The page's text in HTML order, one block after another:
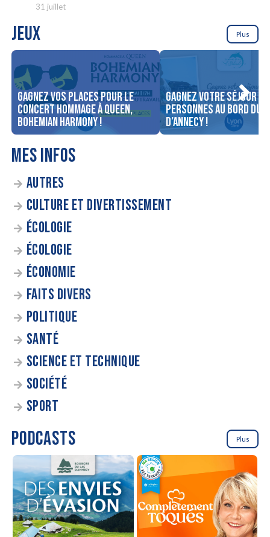
31 juillet
JEUX Plus
Gagnez vos places pour le
concert Hommage à Queen,
Bohemian Harmony !
Gagnez votre séjour
personnes au bord du
d’Annecy !
MES INFOS
AUTRES
CULTURE ET DIVERTISSEMENT
ÉCOLOGIE
ÉCOLOGIE
ÉCONOMIE
FAITS DIVERS
POLITIQUE
SANTÉ
SCIENCE ET TECHNIQUE
SOCIÉTÉ
SPORT
PODCASTS Plus